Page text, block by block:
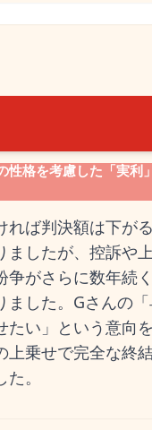
性格を考慮した「実利
れば判決額は下が
ましたが、控訴や
争がさらに数年続
ました。Gさんの
たい」という意向
上乗せで完全な終
。